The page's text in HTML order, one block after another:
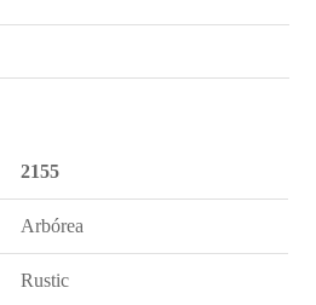
2155
Arbórea
Rustic